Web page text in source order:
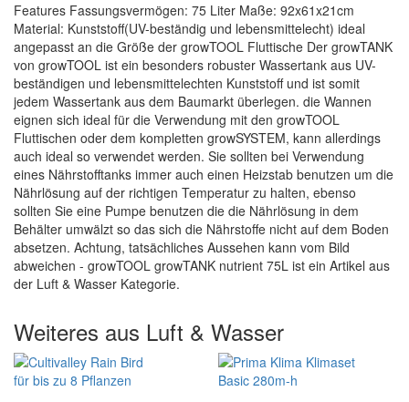
Features Fassungsvermögen: 75 Liter Maße: 92x61x21cm
Material: Kunststoff(UV-beständig und lebensmittelecht) ideal
angepasst an die Größe der growTOOL Fluttische Der growTANK
von growTOOL ist ein besonders robuster Wassertank aus UV-
beständigen und lebensmittelechten Kunststoff und ist somit
jedem Wassertank aus dem Baumarkt überlegen. die Wannen
eignen sich ideal für die Verwendung mit den growTOOL
Fluttischen oder dem kompletten growSYSTEM, kann allerdings
auch ideal so verwendet werden. Sie sollten bei Verwendung
eines Nährstofftanks immer auch einen Heizstab benutzen um die
Nährlösung auf der richtigen Temperatur zu halten, ebenso
sollten Sie eine Pumpe benutzen die die Nährlösung in dem
Behälter umwälzt so das sich die Nährstoffe nicht auf dem Boden
absetzen. Achtung, tatsächliches Aussehen kann vom Bild
abweichen - growTOOL growTANK nutrient 75L ist ein Artikel aus
der Luft & Wasser Kategorie.
Weiteres aus Luft & Wasser